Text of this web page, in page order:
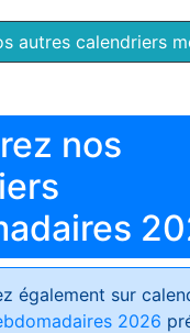
autres calendriers
nos
également sur
2026